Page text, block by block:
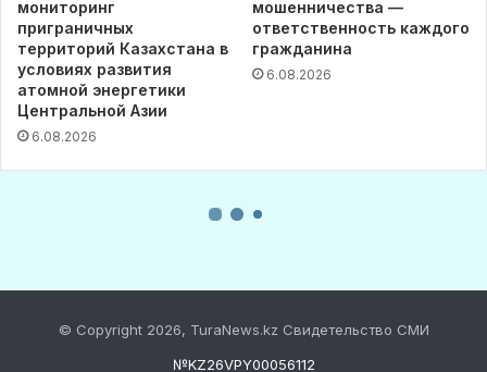
© Copyright 2026, TuraNews.kz Свидетельство СМИ
№KZ26VPY00056112